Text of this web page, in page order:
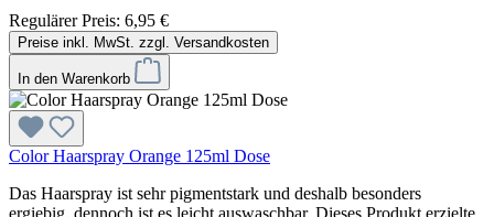
Regulärer Preis: 6,95 €
Preise inkl. MwSt. zzgl. Versandkosten
In den Warenkorb
Color Haarspray Orange 125ml Dose
Das Haarspray ist sehr pigmentstark und deshalb besonders
ergiebig, dennoch ist es leicht auswaschbar. Dieses Produkt erzielte